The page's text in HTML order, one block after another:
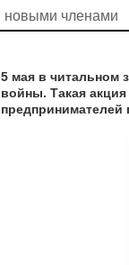
новыми членами
5 мая в читальном
войны. Такая
предпринимателей